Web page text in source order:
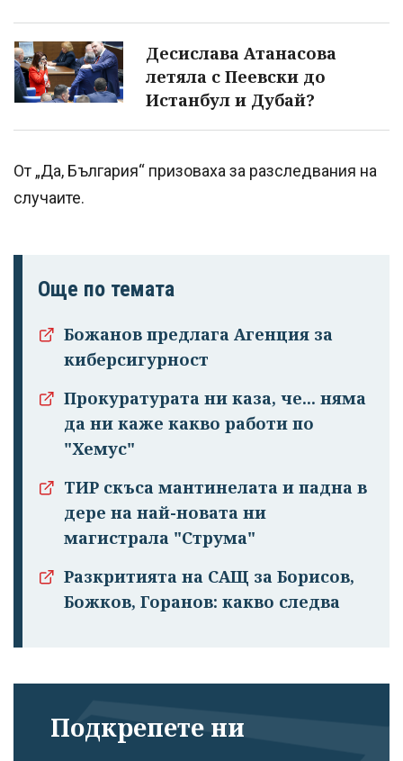
Десислава Атанасова
летяла с Пеевски до
Истанбул и Дубай?
От „Да, България“ призоваха за разследвания на
случаите.
Още по темата
Божанов предлага Агенция за
киберсигурност
Прокуратурата ни каза, че... няма
да ни каже какво работи по
"Хемус"
ТИР скъса мантинелата и падна в
дере на най-новата ни
магистрала "Струма"
Разкритията на САЩ за Борисов,
Божков, Горанов: какво следва
Подкрепете ни